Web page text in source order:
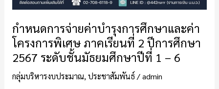
กำหนดการจ่ายค่าบำรุงการศึกษาและค่า
โครงการพิเศษ ภาคเรียนที่ 2 ปีการศึกษา
2567 ระดับชั้นมัธยมศึกษาปีที่ 1 – 6
กลุ่มบริหารงบประมาณ, ประชาสัมพันธ์/admin
2
ปี
การ
ศึกษา
2567
ระดับ
ชั้น